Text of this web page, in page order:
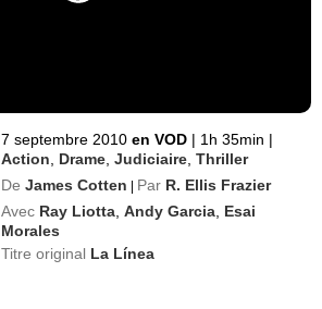
7 septembre 2010 en VOD | 1h 35min |
Action
Drame ,Judiciaire ,Thriller
De James Cotten | Par R. Ellis Frazier
Avec Ray Liotta ,Andy Garcia Esai
Morales
Titre original La Línea